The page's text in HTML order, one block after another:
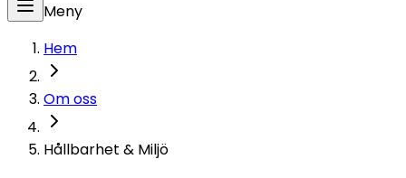
Meny
Hem
Om oss
Hållbarhet & Miljö